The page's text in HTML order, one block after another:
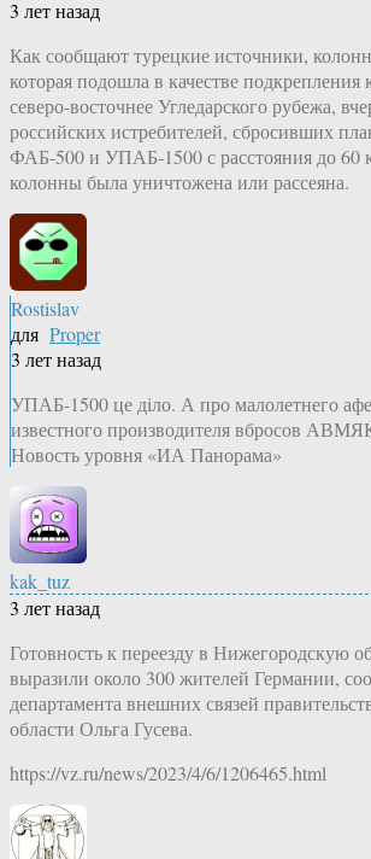
3 лет назад
Как сообщают турецкие источники,
которая подошла в качестве подкрепления
северо-восточнее Угледарского рубежа,
российских истребителей, сбросивших
ФАБ-500 и УПАБ-1500 с расстояния до 60
колонны была уничтожена или рассеяна.
Rostislav
для Proper
3 лет назад
УПАБ-1500 це дiло. А про малолетнего
известного производителя вбросов
Новость уровня «ИА Панорама»
kak_tuz
3 лет назад
Готовность к переезду в Нижегородскую
выразили около 300 жителей Германии,
департамента внешних связей
области Ольга Гусева.
https://vz.ru/news/2023/4/6/1206465.html